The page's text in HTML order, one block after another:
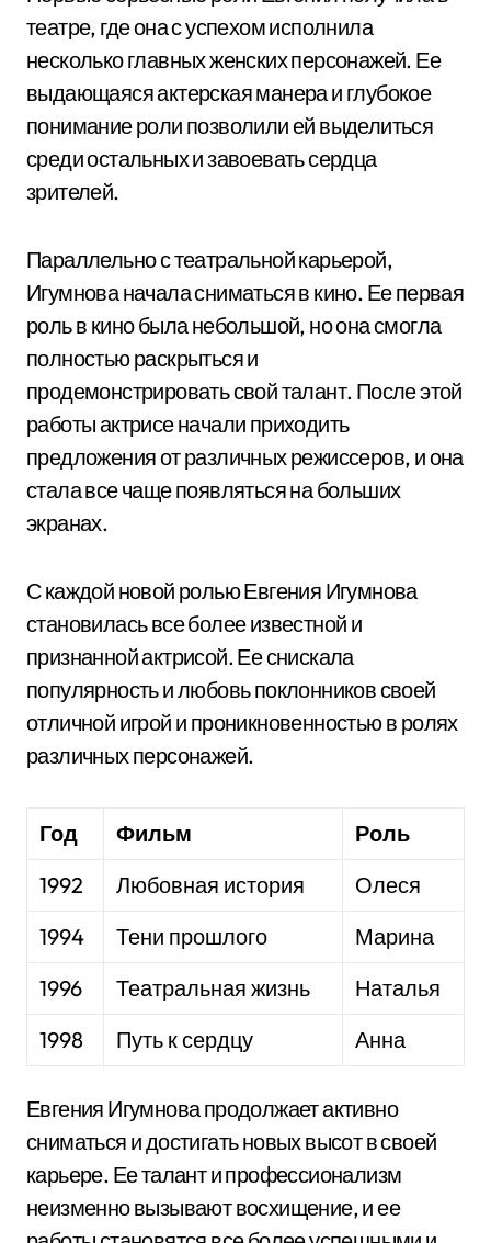
театре, где она с успехом исполнила
несколько главных женских персонажей. Ее
выдающаяся актерская манера и глубокое
понимание роли позволили ей выделиться
среди остальных и завоевать сердца
зрителей.
Параллельно с театральной карьерой,
Игумнова начала сниматься в кино. Ее первая
роль в кино была небольшой, но она смогла
полностью раскрыться и
продемонстрировать свой талант. После этой
работы актрисе начали приходить
предложения от различных режиссеров, и она
стала все чаще появляться на больших
экранах.
С каждой новой ролью Евгения Игумнова
становилась все более известной и
признанной актрисой. Ее снискала
популярность и любовь поклонников своей
отличной игрой и проникновенностью в ролях
различных персонажей.
Год Фильм
Роль
1992
Любовная история
Олеся
1994
Тени прошлого
Марина
1996
Театральная жизнь
Наталья
1998
Путь к сердцу Анна
Евгения Игумнова продолжает активно
сниматься и достигать новых высот в своей
карьере. Ее талант и профессионализм
неизменно вызывают восхищение, и ее